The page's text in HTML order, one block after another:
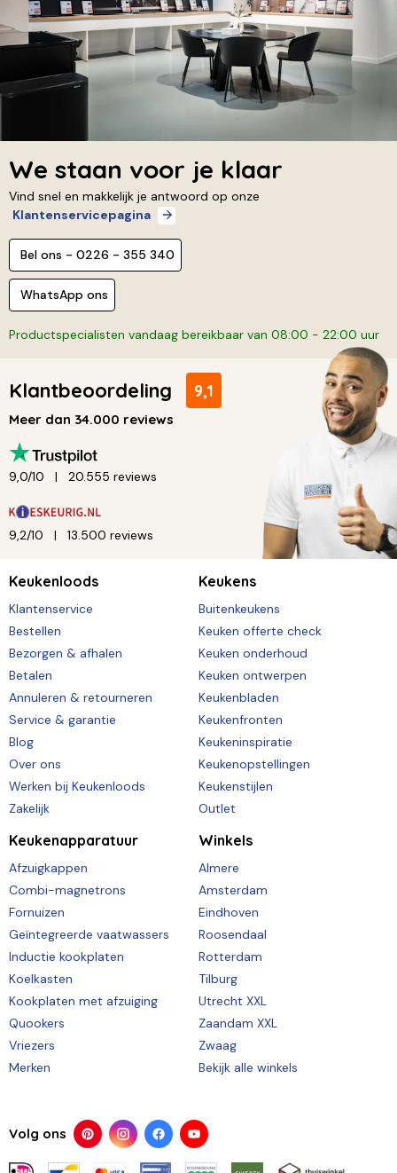
We staan voor je klaar
Vind snel en makkelijk je antwoord op onze
Klantenservicepagina
Bel ons - 0226 - 355 340
WhatsApp ons
Productspecialisten vandaag bereikbaar van 08:00 - 22:00 uur
Klantbeoordeling 9,1
Meer dan 34.000 reviews
9,0/10 20.555 reviews
9,2/10 13.500 reviews
Keukenloods
Klantenservice
Bestellen
Bezorgen & afhalen
Betalen
Annuleren & retourneren
Service & garantie
Blog
Over ons
Werken bij Keukenloods
Zakelijk
Keukens
Buitenkeukens
Keuken offerte check
Keuken onderhoud
Keuken ontwerpen
Keukenbladen
Keukenfronten
Keukeninspiratie
Keukenopstellingen
Keukenstijlen
Outlet
Keukenapparatuur
Afzuigkappen
Combi-magnetrons
Fornuizen
Geïntegreerde vaatwassers
Inductie kookplaten
Koelkasten
Kookplaten met afzuiging
Quookers
Vriezers
Merken
Winkels
Almere
Amsterdam
Eindhoven
Roosendaal
Rotterdam
Tilburg
Utrecht XXL
Zaandam XXL
Zwaag
Bekijk alle winkels
Volg ons